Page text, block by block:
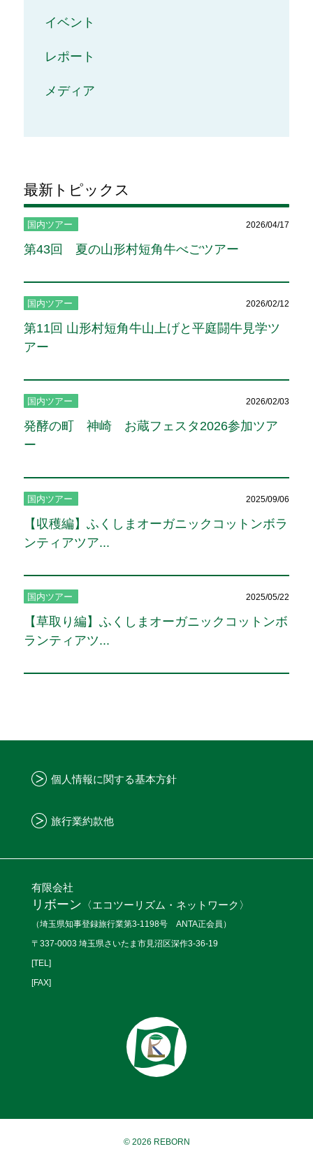
イベント
レポート
メディア
最新トピックス
国内ツアー 2026/04/17
第43回 夏の山形村短角牛べごツアー
国内ツアー 2026/02/12
第11回 山形村短角牛山上げと平庭闘牛見学ツ
アー
国内ツアー 2026/02/03
発酵の町 神崎 お蔵フェスタ2026参加ツア
ー
国内ツアー 2025/09/06
【収穫編】ふくしまオーガニックコットンボラ
ンティアツア...
国内ツアー 2025/05/22
【草取り編】ふくしまオーガニックコットンボ
ランティアツ...
個人情報に関する基本方針
旅行業約款他
有限会社
リボーン 〈エコツーリズム・ネットワーク〉
（埼玉県知事登録旅行業第3-1198号 ANTA正会員）
〒337-0003 埼玉県さいたま市見沼区深作3-36-19
[TEL]
[FAX]
© 2026 REBORN